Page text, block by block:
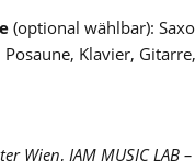
(optional wählbar):
Klavier,
Wien, JAM MUSIC LAB